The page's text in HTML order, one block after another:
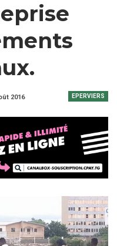
EPERVIERS
2016